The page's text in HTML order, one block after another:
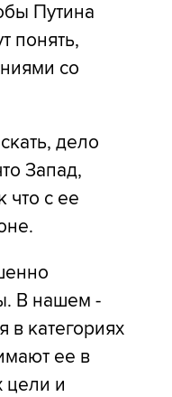
Путина
понять,
со
дело
Запад,
что с ее
В нашем -
в категориях
ее в
цели и